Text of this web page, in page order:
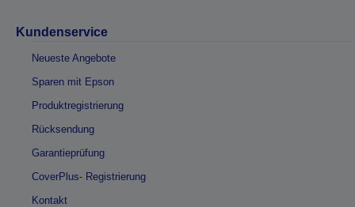
Kundenservice
Neueste Angebote
Sparen mit Epson
Produktregistrierung
Rücksendung
Garantieprüfung
CoverPlus- Registrierung
Kontakt